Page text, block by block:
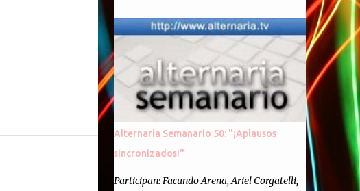
Alternaria Semanario 50: "¡Aplausos
sincronizados!"
Participan: Facundo Arena, Ariel Corgatelli,